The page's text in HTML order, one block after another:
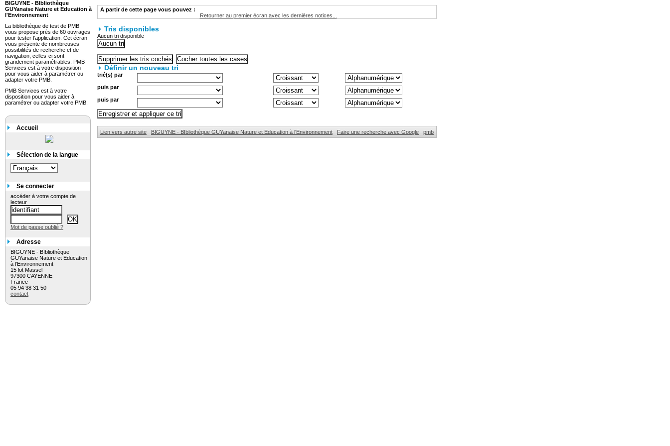
A partir de cette page vous pouvez :
Retourner au premier écran avec les dernières notices...
Tris disponibles
Aucun tri disponible
Définir un nouveau tri
trié(s) par
puis par
puis par
Lien vers autre site BIGUYNE - BIbliothèque GUYanaise Nature et Education à l'Environnement Faire une recherche avec Google pmb
BIGUYNE - BIbliothèque
GUYanaise Nature et Education à
l'Environnement
La bibliothèque de test de PMB
vous propose près de 60 ouvrages
pour tester l'application. Cet écran
vous présente de nombreuses
possibilités de recherche et de
navigation, celles-ci sont
grandement paramétrables. PMB
Services est à votre disposition
pour vous aider à paramétrer ou
adapter votre PMB.
PMB Services est à votre
disposition pour vous aider à
paramétrer ou adapter votre PMB.
Accueil
Sélection de la langue
Se connecter
accéder à votre compte de
lecteur
Mot de passe oublié ?
Adresse
BIGUYNE - BIbliothèque
GUYanaise Nature et Education
à l'Environnement
15 lot Massel
97300 CAYENNE
France
05 94 38 31 50
contact